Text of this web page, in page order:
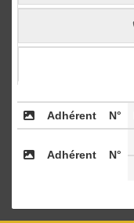
Adhérent N°
Adhérent N°